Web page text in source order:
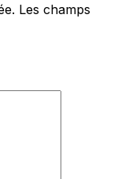
Les champs